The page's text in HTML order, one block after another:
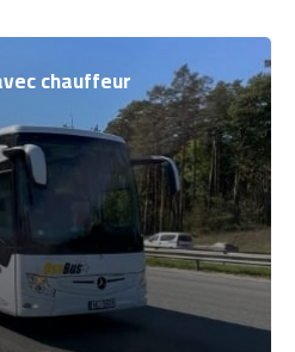
chauffeur